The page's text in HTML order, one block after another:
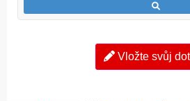
Vložte svůj